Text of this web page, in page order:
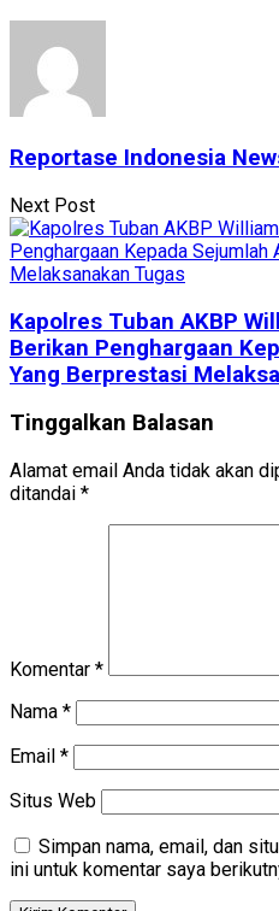
Reportase Indonesia
Next Post
Kapolres Tuban AKBP
Berikan Penghargaan
Yang Berprestasi
Tinggalkan Balasan
Alamat email Anda tidak akan
ditandai *
Komentar *
Nama *
Email *
Situs Web
Simpan nama, email, dan
ini untuk komentar saya